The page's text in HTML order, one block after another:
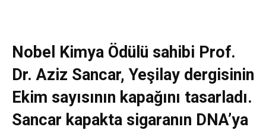
Nobel Kimya Ödülü sahibi Prof.
Dr. Aziz Sancar, Yeşilay dergisinin
Ekim sayısının kapağını tasarladı.
Sancar kapakta sigaranın DNA’ya